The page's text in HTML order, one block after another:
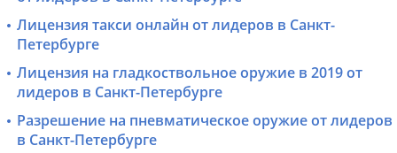
Лицензия такси онлайн от лидеров в Санкт-
Петербурге
Лицензия на гладкоствольное оружие в 2019 от
лидеров в Санкт-Петербурге
Разрешение на пневматическое оружие от лидеров
в Санкт-Петербурге